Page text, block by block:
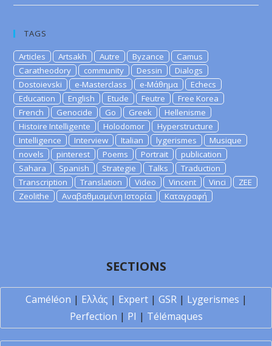
TAGS
Articles Artsakh Autre Byzance
Camus
Caratheodory
community Dessin
Dialogs
Dostoievski
e-Masterclass e-Μάθημα
Echecs
Education
English Etude Feutre
Free Korea
French
Genocide Go Greek
Hellenisme
Histoire Intelligente
Holodomor
Hyperstructure
Intelligence
Interview Italian lygerismes
Musique
novels
pinterest Poems Portrait
publication
Sahara
Spanish Strategie Talks
Traduction
Transcription
Translation Video Vincent Vinci
ZEE
Zeolithe
Αναβαθμισμένη Ιστορία Καταγραφή
SECTIONS
Caméléon | Ελλάς | Expert| GSR| Lygerismes |
Perfection | PI | Télémaques